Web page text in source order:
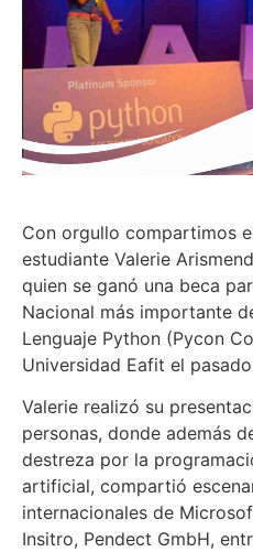
Con orgullo compartimos
estudiante Valerie
quien se ganó una beca
Nacional más importante
Lenguaje Python (Pycon
Universidad Eafit el
Valerie realizó su
personas, donde además
destreza por la
artificial, compartió
internacionales de
Insitro, Pendect GmbH,